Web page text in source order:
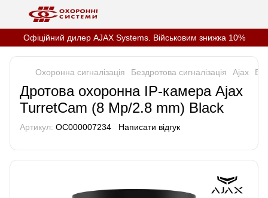
Офіційний дилер AJAX Systems. Військовим знижка 10%
Охоронна сигналізація Бездротова сигналізація Ajax
Дротова охоронна IP-камера Ajax
TurretCam (8 Mp/2.8 mm) Black
Артикул: OC000007234 Написати відгук